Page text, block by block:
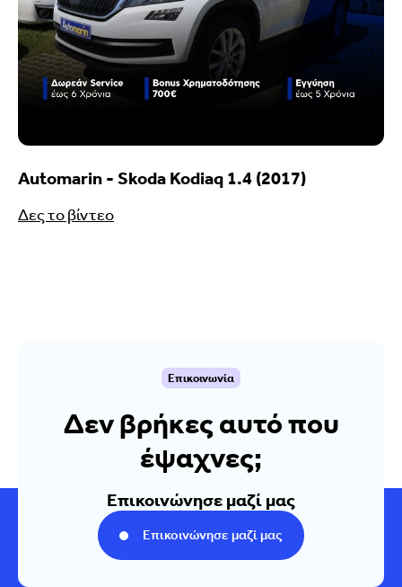
Automarin - Skoda Kodiaq 1.4 (2017)
Δες το βίντεο
Επικοινωνία
Δεν βρήκες αυτό που
έψαχνες;
Επικοινώνησε μαζί μας
Επικοινώνησε μαζί μας